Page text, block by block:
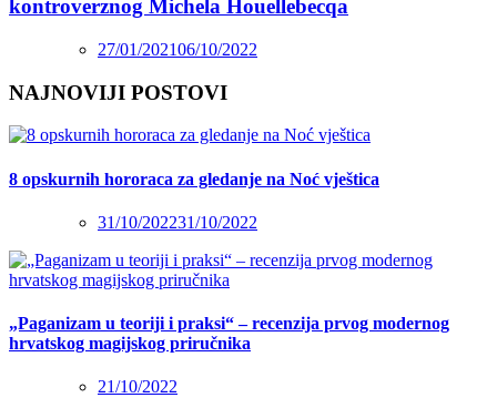
kontroverznog Michela Houellebecqa
27/01/202106/10/2022
NAJNOVIJI POSTOVI
8 opskurnih hororaca za gledanje na Noć vještica
31/10/202231/10/2022
„Paganizam u teoriji i praksi“ – recenzija prvog modernog
hrvatskog magijskog priručnika
21/10/2022